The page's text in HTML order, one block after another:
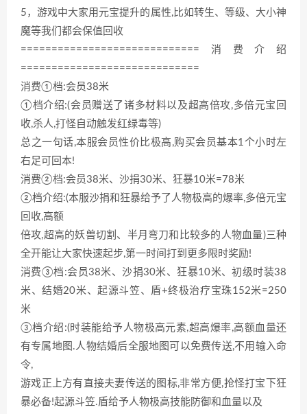
5，游戏中大家用元宝提升的属性,比如转生、等级、大小神
魔等我们都会保值回收
=============================消费介绍
=============================
消费①档:会员38米
①档介绍:(会员赠送了诸多材料以及超高倍攻,多倍元宝回
收,杀人,打怪自动触发红绿毒等)
总之一句话,本服会员性价比极高,购买会员基本1个小时左
右足可回本!
消费②档:会员38米、沙捐30米、狂暴10米=78米
②档介绍:(本服沙捐和狂暴给予了人物极高的爆率,多倍元宝
回收,高额
倍攻,超高的妖兽切割、半月弯刀和比较多的人物血量)三种
全开能让大家快速起步,第一时间打到更多限时奖励!
消费③档:会员38米、沙捐30米、狂暴10米、初级时装38
米、结婚20米、起源斗笠、盾+终极治疗宝珠152米=250
米
③档介绍:(时装能给予人物极高元素,超高爆率,高额血量还
有专属地图.人物结婚后全服地图可以免费传送,不用输入命
令,
游戏正上方有直接夫妻传送的图标,非常方便,抢怪打宝下狂
暴必备!起源斗笠.盾给予人物极高技能防御和血量以及